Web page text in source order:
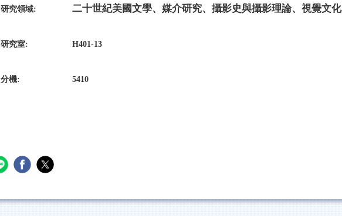
研究領域: 二十世紀美國文學、媒介研究、攝影史與攝影理論、視覺文化
研究室: H401-13
分機: 5410